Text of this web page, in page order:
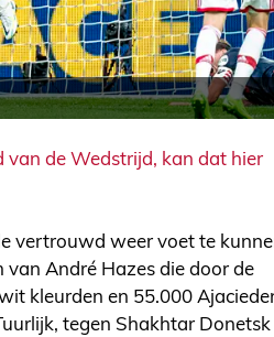
van de Wedstrijd, kan dat hier
vertrouwd weer voet te
van André Hazes die door de
kleurden en 55.000
tegen Shakhtar Donetsk